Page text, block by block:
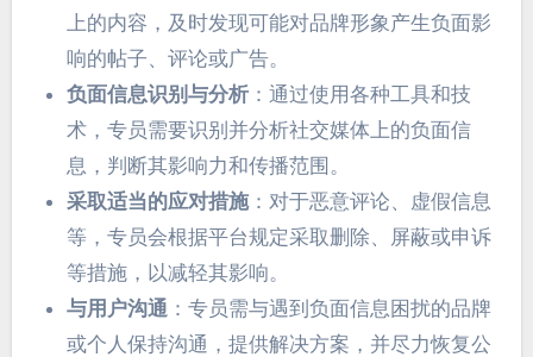
上的内容，及时发现可能对品牌形象产生负面影
响的帖子、评论或广告。
负面信息识别与分析：通过使用各种工具和技
术，专员需要识别并分析社交媒体上的负面信
息，判断其影响力和传播范围。
采取适当的应对措施：对于恶意评论、虚假信息
等，专员会根据平台规定采取删除、屏蔽或申诉
等措施，以减轻其影响。
与用户沟通 ：专员需与遇到负面信息困扰的品牌
或个人保持沟通，提供解决方案，并尽力恢复公